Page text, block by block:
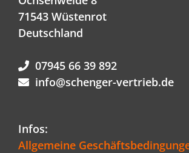
71543 Wüstenrot
Deutschland
07945 66 39 892
info@schenger-vertrieb.de
Infos:
Allgemeine